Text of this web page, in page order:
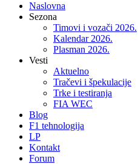
Naslovna
Sezona
Timovi i vozači 2026.
Kalendar 2026.
Plasman 2026.
Vesti
Aktuelno
Tračevi i špekulacije
Trke i testiranja
FIA WEC
Blog
F1 tehnologija
LP
Kontakt
Forum